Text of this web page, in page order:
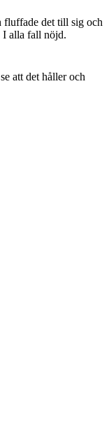
fluffade det till sig och
I alla fall nöjd.
att det håller och